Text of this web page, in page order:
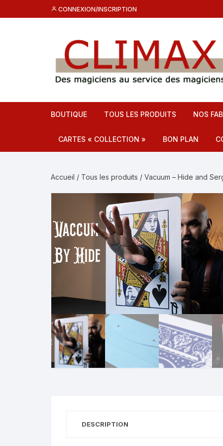
au
CONNEXION/INSCRIPTION
BOUTIQUE TOUS LES PRODUITS NOS
CARTES « COLLECTION » BON PLAN
Accueil / Tous les produits / Vacuum – Hide and
DESCRIPTION